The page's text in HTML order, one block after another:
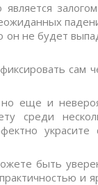
он не будет
сам
но еще и
среди
украсите
быть
и